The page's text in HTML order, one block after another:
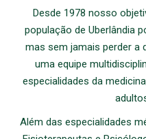
Desde 1978 nosso
população de Uberlândia
mas sem jamais perder a
uma equipe
especialidades da
Além das especialidades